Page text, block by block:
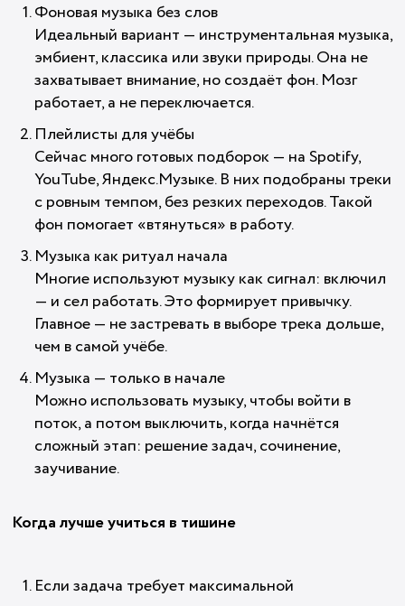
Фоновая музыка без слов
Идеальный вариант — инструментальная музыка,
эмбиент, классика или звуки природы. Она не
захватывает внимание, но создаёт фон. Мозг
работает, а не переключается.
Плейлисты для учёбы
Сейчас много готовых подборок — на Spotify,
YouTube, Яндекс.Музыке. В них подобраны треки
с ровным темпом, без резких переходов. Такой
фон помогает «втянуться» в работу.
Музыка как ритуал начала
Многие используют музыку как сигнал: включил
— и сел работать. Это формирует привычку.
Главное — не застревать в выборе трека дольше,
чем в самой учёбе.
Музыка — только в начале
Можно использовать музыку, чтобы войти в
поток, а потом выключить, когда начнётся
сложный этап: решение задач, сочинение,
заучивание.
Когда лучше учиться в тишине
Если задача требует максимальной